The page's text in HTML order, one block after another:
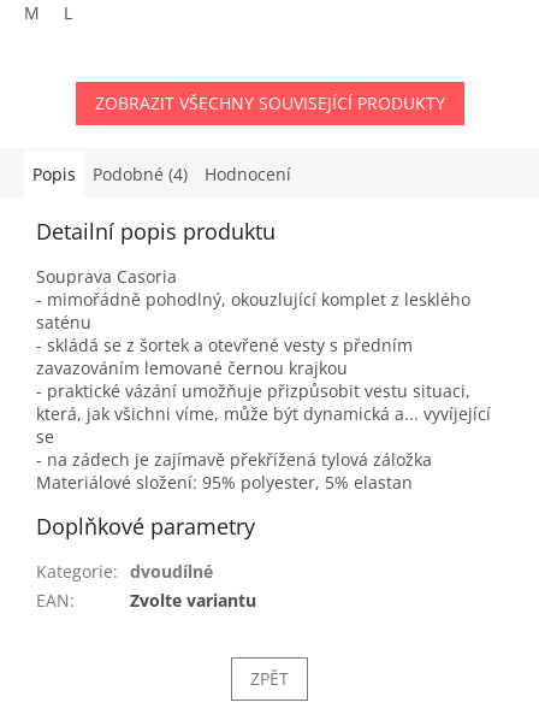
M L
ZOBRAZIT VŠECHNY SOUVISEJÍCÍ PRODUKTY
Popis Podobné (4) Hodnocení
Detailní popis produktu
Souprava Casoria
- mimořádně pohodlný, okouzlující komplet z lesklého
saténu
- skládá se z šortek a otevřené vesty s předním
zavazováním lemované černou krajkou
- praktické vázání umožňuje přizpůsobit vestu situaci,
která, jak všichni víme, může být dynamická a... vyvíjející
se
- na zádech je zajímavě překřížená tylová záložka
Materiálové složení: 95% polyester, 5% elastan
Doplňkové parametry
Kategorie: dvoudílné
EAN: Zvolte variantu
ZPĚT